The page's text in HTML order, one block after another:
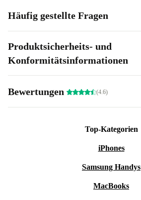
Häufig gestellte Fragen
Produktsicherheits- und
Konformitätsinformationen
Bewertungen (4.6)
Top-Kategorien
iPhones
Samsung Handys
MacBooks